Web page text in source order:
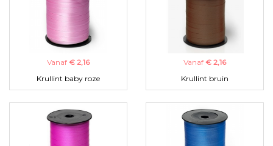
Vanaf € 2,16
Krullint baby roze
Vanaf € 2,16
Krullint bruin